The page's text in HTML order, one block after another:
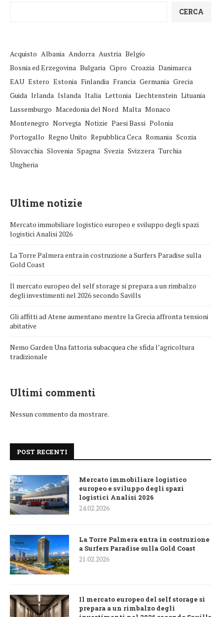
CERCA
Acquisto Albania Andorra Austria Belgio
Bosnia ed Erzegovina Bulgaria Cipro Croazia Danimarca
EAU Estero Estonia Finlandia Francia Germania Grecia
Guida Irlanda Islanda Italia Lettonia Liechtenstein Lituania
Lussemburgo Macedonia del Nord Malta Monaco
Montenegro Norvegia Notizie Paesi Bassi Polonia
Portogallo Regno Unito Repubblica Ceca Romania Scozia
Slovacchia Slovenia Spagna Svezia Svizzera Turchia
Ungheria
Ultime notizie
Mercato immobiliare logistico europeo e sviluppo degli spazi
logistici Analisi 2026
La Torre Palmera entra in costruzione a Surfers Paradise sulla
Gold Coast
Il mercato europeo del self storage si prepara a un rimbalzo
degli investimenti nel 2026 secondo Savills
Gli affitti ad Atene aumentano mentre la Grecia affronta tensioni
abitative
Nemo Garden Una fattoria subacquea che sfida l’agricoltura
tradizionale
Ultimi commenti
Nessun commento da mostrare.
POST RECENTI
Mercato immobiliare logistico
europeo e sviluppo degli spazi
logistici Analisi 2026
24.02.2026
La Torre Palmera entra in costruzione
a Surfers Paradise sulla Gold Coast
21.02.2026
Il mercato europeo del self storage si
prepara a un rimbalzo degli